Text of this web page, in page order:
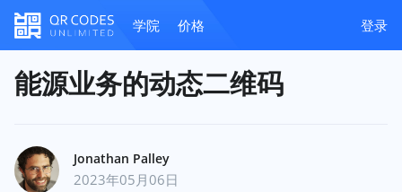
学院 价格 登录
能源业务的动态二维码
Jonathan Palley
2023年05月06日